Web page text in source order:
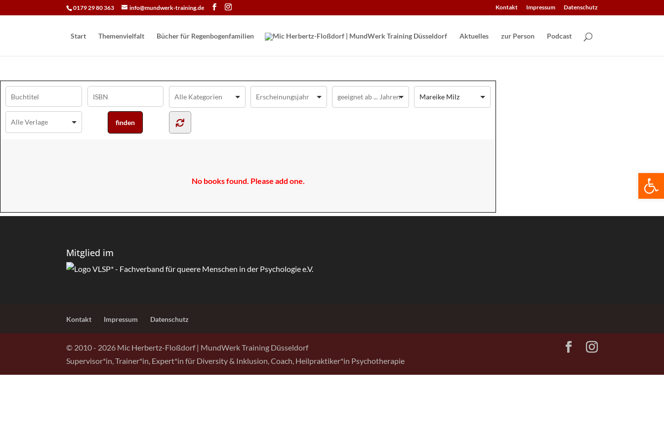
0179 29 80 363 info@mundwerk-training.de Kontakt Impressum Datenschutz
Start Themenvielfalt Bücher für Regen­bogen­familien Aktuelles zur Person Podcast
Mareike Milz
No books found. Please add one.
Mitglied im
Kontakt Impressum Datenschutz
© 2010 - 2026 Mic Herbertz-Floßdorf | MundWerk Training Düsseldorf
Supervisor*in, Trainer*in, Expert*in für Diversity & Inklusion, Coach, Heilpraktiker*in Psychotherapie